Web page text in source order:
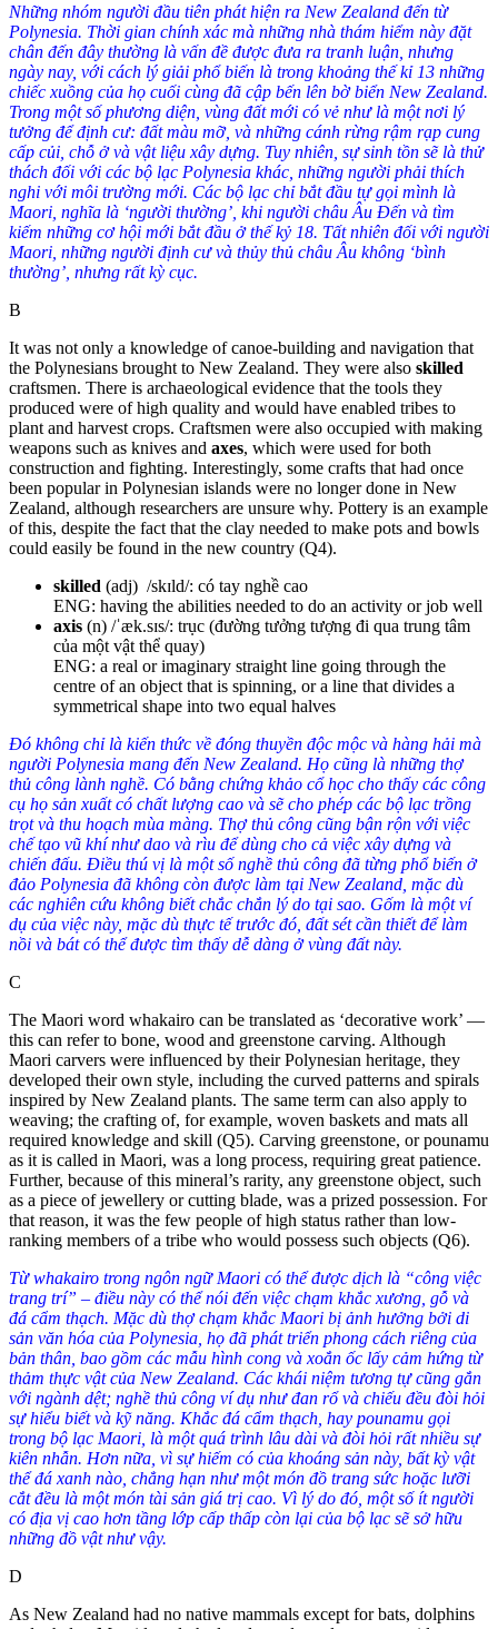
Những nhóm người đầu tiên phát hiện ra New Zealand đến từ
Polynesia. Thời gian chính xác mà những nhà thám hiểm này đặt
chân đến đây thường là vấn đề được đưa ra tranh luận, nhưng
ngày nay, với cách lý giải phổ biến là trong khoảng thế kỉ 13 những
chiếc xuồng của họ cuối cùng đã cập bến lên bờ biển New Zealand.
Trong một số phương diện, vùng đất mới có vẻ như là một nơi lý
tưởng để định cư: đất màu mỡ, và những cánh rừng rậm rạp cung
cấp củi, chỗ ở và vật liệu xây dựng. Tuy nhiên, sự sinh tồn sẽ là thử
thách đối với các bộ lạc Polynesia khác, những người phải thích
nghi với môi trường mới. Các bộ lạc chỉ bắt đầu tự gọi mình là
Maori, nghĩa là ‘người thường’, khi người châu Âu Đến và tìm
kiếm những cơ hội mới bắt đầu ở thế kỷ 18. Tất nhiên đối với người
Maori, những người định cư và thủy thủ châu Âu không ‘bình
thường’, nhưng rất kỳ cục.
B
It was not only a knowledge of canoe-building and navigation that
the Polynesians brought to New Zealand. They were also skilled
craftsmen. There is archaeological evidence that the tools they
produced were of high quality and would have enabled tribes to
plant and harvest crops. Craftsmen were also occupied with making
weapons such as knives and axes, which were used for both
construction and fighting. Interestingly, some crafts that had once
been popular in Polynesian islands were no longer done in New
Zealand, although researchers are unsure why. Pottery is an example
of this, despite the fact that the clay needed to make pots and bowls
could easily be found in the new country (Q4).
skilled (adj) /skɪld/: có tay nghề cao
ENG: having the abilities needed to do an activity or job well
axis (n) /ˈæk.sɪs/: trục (đường tưởng tượng đi qua trung tâm
của một vật thể quay)
ENG: a real or imaginary straight line going through the
centre of an object that is spinning, or a line that divides a
symmetrical shape into two equal halves
Đó không chỉ là kiến thức về đóng thuyền độc mộc và hàng hải mà
người Polynesia mang đến New Zealand. Họ cũng là những thợ
thủ công lành nghề. Có bằng chứng khảo cổ học cho thấy các công
cụ họ sản xuất có chất lượng cao và sẽ cho phép các bộ lạc trồng
trọt và thu hoạch mùa màng. Thợ thủ công cũng bận rộn với việc
chế tạo vũ khí như dao và rìu để dùng cho cả việc xây dựng và
chiến đấu. Điều thú vị là một số nghề thủ công đã từng phổ biến ở
đảo Polynesia đã không còn được làm tại New Zealand, mặc dù
các nghiên cứu không biết chắc chắn lý do tại sao. Gốm là một ví
dụ của việc này, mặc dù thực tế trước đó, đất sét cần thiết để làm
nồi và bát có thể được tìm thấy dễ dàng ở vùng đất này.
C
The Maori word whakairo can be translated as ‘decorative work’ —
this can refer to bone, wood and greenstone carving. Although
Maori carvers were influenced by their Polynesian heritage, they
developed their own style, including the curved patterns and spirals
inspired by New Zealand plants. The same term can also apply to
weaving; the crafting of, for example, woven baskets and mats all
required knowledge and skill (Q5). Carving greenstone, or pounamu
as it is called in Maori, was a long process, requiring great patience.
Further, because of this mineral’s rarity, any greenstone object, such
as a piece of jewellery or cutting blade, was a prized possession. For
that reason, it was the few people of high status rather than low-
ranking members of a tribe who would possess such objects (Q6).
Từ whakairo trong ngôn ngữ Maori có thể được dịch là “công việc
trang trí” – điều này có thể nói đến việc chạm khắc xương, gỗ và
đá cẩm thạch. Mặc dù thợ chạm khắc Maori bị ảnh hưởng bởi di
sản văn hóa của Polynesia, họ đã phát triển phong cách riêng của
bản thân, bao gồm các mẫu hình cong và xoắn ốc lấy cảm hứng từ
thảm thực vật của New Zealand. Các khái niệm tương tự cũng gắn
với ngành dệt; nghề thủ công ví dụ như đan rổ và chiếu đều đòi hỏi
sự hiểu biết và kỹ năng. Khắc đá cẩm thạch, hay pounamu gọi
trong bộ lạc Maori, là một quá trình lâu dài và đòi hỏi rất nhiều sự
kiên nhẫn. Hơn nữa, vì sự hiếm có của khoáng sản này, bất kỳ vật
thể đá xanh nào, chẳng hạn như một món đồ trang sức hoặc lưỡi
cắt đều là một món tài sản giá trị cao. Vì lý do đó, một số ít người
có địa vị cao hơn tầng lớp cấp thấp còn lại của bộ lạc sẽ sở hữu
những đồ vật như vậy.
D
As New Zealand had no native mammals except for bats, dolphins